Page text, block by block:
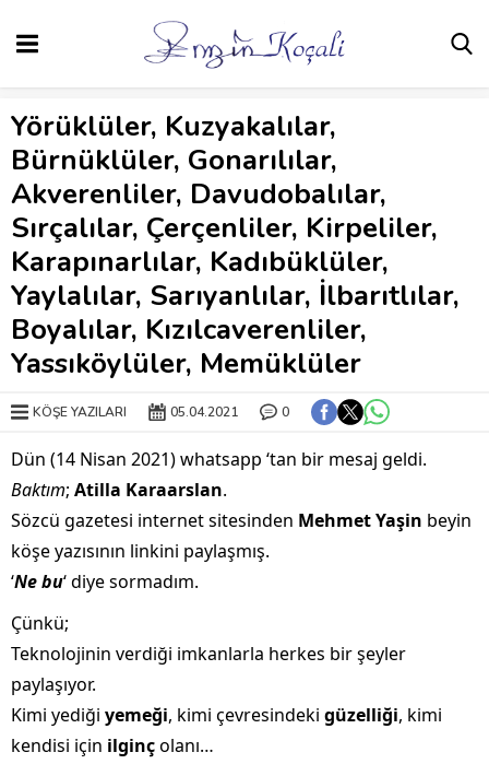
Yörüklüler, Kuzyakalılar,
Bürnüklüler, Gonarılılar,
Akverenliler, Davudobalılar,
Sırçalılar, Çerçenliler, Kirpeliler,
Karapınarlılar, Kadıbüklüler,
Yaylalılar, Sarıyanlılar, İlbarıtlılar,
Boyalılar, Kızılcaverenliler,
Yassıköylüler, Memüklüler
KÖŞE YAZILARI 05.04.2021 0
Dün (14 Nisan 2021) whatsapp ‘tan bir mesaj geldi.
Baktım; Atilla Karaarslan.
Sözcü gazetesi internet sitesinden Mehmet Yaşin beyin
köşe yazısının linkini paylaşmış.
‘Ne bu‘ diye sormadım.
Çünkü;
Teknolojinin verdiği imkanlarla herkes bir şeyler
paylaşıyor.
Kimi yediği yemeği, kimi çevresindeki güzelliği, kimi
kendisi için ilginçolanı…